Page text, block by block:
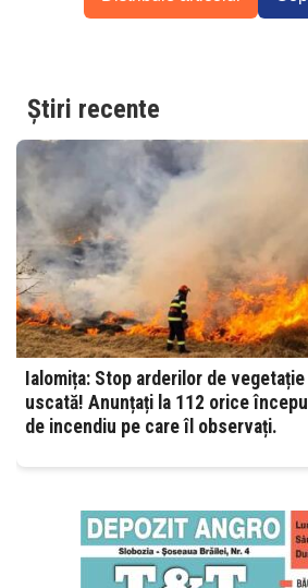
Știri recente
Ialomița: Stop arderilor de vegetație
uscată! Anunțați la 112 orice
de incendiu pe care îl observați.